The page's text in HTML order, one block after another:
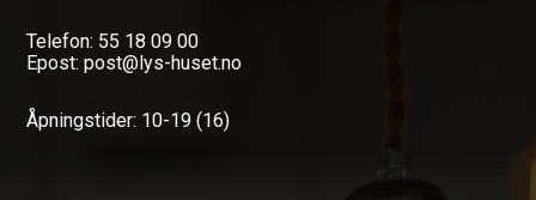
Telefon: 55 18 09 00
Epost: post@lys-huset.no
Åpningstider: 10-19 (16)